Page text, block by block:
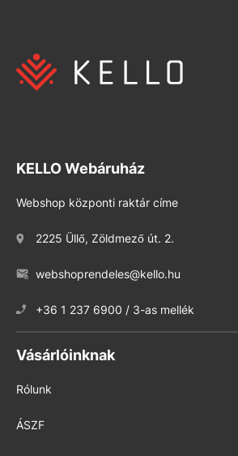
KELLO Webáruház
Webshop központi raktár címe
2225 Üllő, Zöldmező út. 2.
webshoprendeles@kello.hu
+36 1 237 6900 / 3-as mellék
Vásárlóinknak
Rólunk
ÁSZF